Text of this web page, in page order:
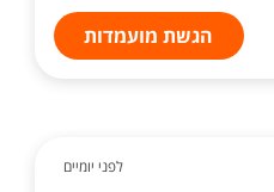
הגשת מועמדות
לפני יומיים